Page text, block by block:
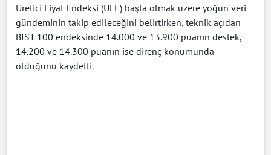
Üretici Fiyat Endeksi (ÜFE) başta olmak üzere yoğun veri
gündeminin takip edileceğini belirtirken, teknik açıdan
BIST 100 endeksinde 14.000 ve 13.900 puanın destek,
14.200 ve 14.300 puanın ise direnç konumunda
olduğunu kaydetti.